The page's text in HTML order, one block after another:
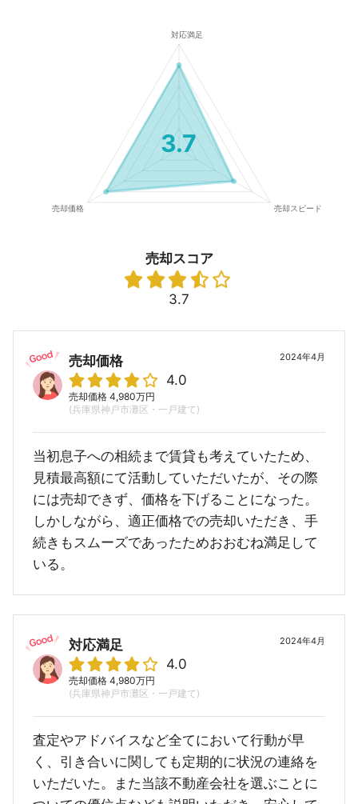
3.7
売却スコア
3.7
2024年4月
売却価格
4.0
売却価格 4,980万円
(兵庫県神戸市灘区・一戸建て)
当初息子への相続まで賃貸も考えていたため、
見積最高額にて活動していただいたが、その際
には売却できず、価格を下げることになった。
しかしながら、適正価格での売却いただき、手
続きもスムーズであったためおおむね満足して
いる。
2024年4月
対応満足
4.0
売却価格 4,980万円
(兵庫県神戸市灘区・一戸建て)
査定やアドバイスなど全てにおいて行動が早
く、引き合いに関しても定期的に状況の連絡を
いただいた。また当該不動産会社を選ぶことに